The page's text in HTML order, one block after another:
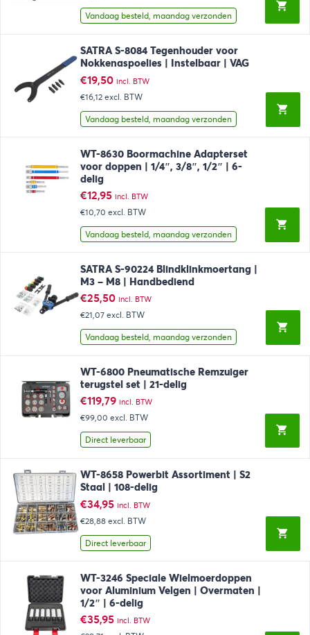
Vandaag besteld, maandag verzonden
SATRA S-8084 Tegenhouder voor
Nokkenaspoelies | Instelbaar | VAG
€19,50 incl. BTW
€16,12 excl. BTW
Vandaag besteld, maandag verzonden
WT-8630 Boormachine Adapterset
voor doppen | 1/4″, 3/8″, 1/2″ | 6-
delig
€12,95 incl. BTW
€10,70 excl. BTW
Vandaag besteld, maandag verzonden
SATRA S-90224 Blindklinkmoertang |
M3 – M8 | Handbediend
€25,50 incl. BTW
€21,07 excl. BTW
Vandaag besteld, maandag verzonden
WT-6800 Pneumatische Remzuiger
terugstel set | 21-delig
€119,79 incl. BTW
€99,00 excl. BTW
Direct leverbaar
WT-8658 Powerbit Assortiment | S2
Staal | 108-delig
€34,95 incl. BTW
€28,88 excl. BTW
Direct leverbaar
WT-3246 Speciale Wielmoerdoppen
voor Aluminium Velgen | Overmaten |
1/2″ | 6-delig
€35,95 incl. BTW